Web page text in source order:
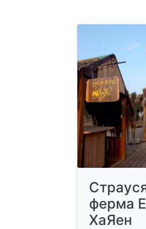
ферма
ХаЯен